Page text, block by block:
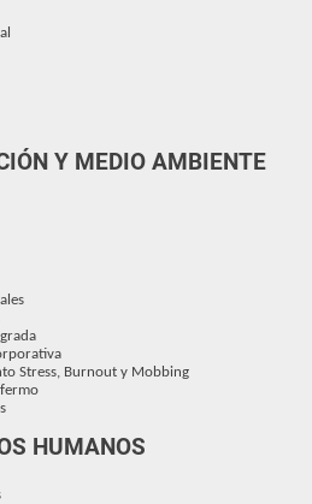
Y MEDIO AMBIENTE
Stress, Burnout y Mobbing
HUMANOS